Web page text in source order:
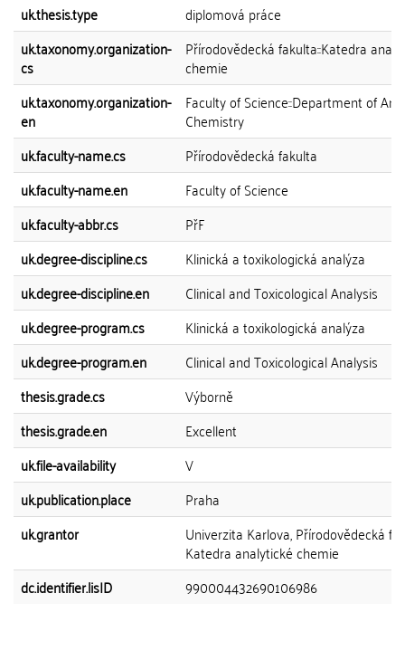
uk.thesis.type
diplomová práce
uk.taxonomy.organization-
cs
Přírodovědecká fakulta::Katedra
chemie
uk.taxonomy.organization-
en
Faculty of Science::Department of
Chemistry
uk.faculty-name.cs
Přírodovědecká fakulta
uk.faculty-name.en
Faculty of Science
uk.faculty-abbr.cs
PřF
uk.degree-discipline.cs
Klinická a toxikologická analýza
uk.degree-discipline.en
Clinical and Toxicological Analysis
uk.degree-program.cs
Klinická a toxikologická analýza
uk.degree-program.en
Clinical and Toxicological Analysis
thesis.grade.cs
Výborně
thesis.grade.en
Excellent
uk.file-availability
V
uk.publication.place
Praha
uk.grantor
Univerzita Karlova, Přírodovědecká
Katedra analytické chemie
dc.identifier.lisID
990004432690106986